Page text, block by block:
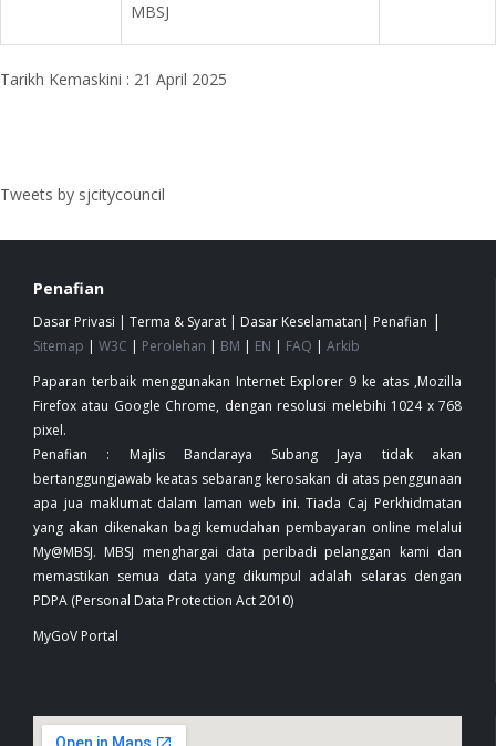
MBSJ
Tarikh Kemaskini : 21 April 2025
Tweets by sjcitycouncil
Penafian
Dasar Privasi | Terma & Syarat | Dasar Keselamatan | Penafian |
Sitemap | W3C | Perolehan | BM | EN | FAQ | Arkib
Paparan terbaik menggunakan Internet Explorer 9 ke atas ,Mozilla
Firefox atau Google Chrome, dengan resolusi melebihi 1024 x 768
pixel.
Penafian : Majlis Bandaraya Subang Jaya tidak akan
bertanggungjawab keatas sebarang kerosakan di atas penggunaan
apa jua maklumat dalam laman web ini. Tiada Caj Perkhidmatan
yang akan dikenakan bagi kemudahan pembayaran online melalui
My@MBSJ. MBSJ menghargai data peribadi pelanggan kami dan
memastikan semua data yang dikumpul adalah selaras dengan
PDPA (Personal Data Protection Act 2010)
MyGoV Portal